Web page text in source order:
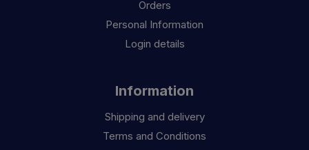
Orders
Personal Information
Login details
Information
Shipping and delivery
Terms and Conditions